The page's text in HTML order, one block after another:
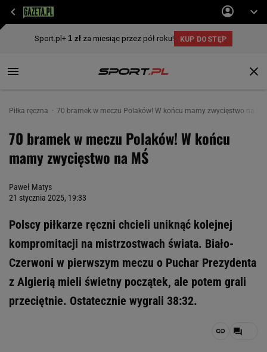
Piłka ręczna 70 bramek w meczu Polaków! W końcu mamy zwycięstwo na MŚ
70 bramek w meczu Polaków! W końcu
mamy zwycięstwo na MŚ
Paweł Matys
21 stycznia 2025, 19:33
Polscy piłkarze ręczni chcieli uniknąć kolejnej
kompromitacji na mistrzostwach świata. Biało-
Czerwoni w pierwszym meczu o Puchar Prezydenta
z Algierią mieli świetny początek, ale potem grali
przeciętnie. Ostatecznie wygrali 38:32.